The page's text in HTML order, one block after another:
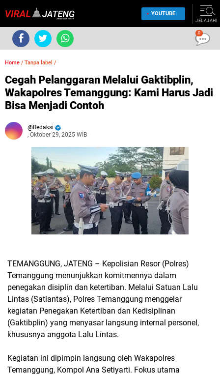
YOUTUBE
JELAJAHI
Home / Tanpa label /
Cegah Pelanggaran Melalui Gaktibplin,
Wakapolres Temanggung: Kami Harus Jadi
Bisa Menjadi Contoh
Redaksi
, Oktober 29, 2025 WIB
TEMANGGUNG, JATENG – Kepolisian Resor (Polres)
Temanggung menunjukkan komitmennya dalam
penegakan disiplin dan ketertiban. Melalui Satuan Lalu
Lintas (Satlantas), Polres Temanggung menggelar
kegiatan Penegakan Ketertiban dan Kedisiplinan
(Gaktibplin) yang menyasar langsung internal personel,
khususnya anggota Lalu Lintas.
Kegiatan ini dipimpin langsung oleh Wakapolres
Temanggung, Kompol Ana Setiyarti. Fokus utama
0